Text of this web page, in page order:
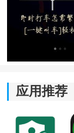
让用户感受到
*实时定位：
机到达的时间。
应用推荐